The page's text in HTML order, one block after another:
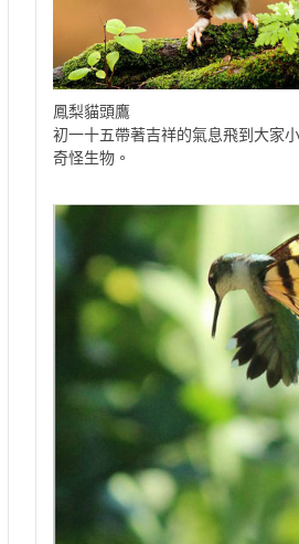
鳳梨貓頭鷹
初一十五帶著吉祥的氣息飛到大家
奇怪生物。